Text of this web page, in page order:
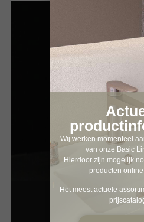
Wij werken momenteel
van onze Basic
Hierdoor zijn mogelijk
producten online
Het meest actuele